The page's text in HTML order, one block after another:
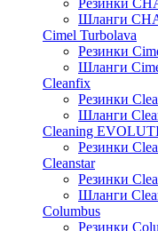
Резинки
Шланги
Cimel Turbolava
Резинки
Шланги
Cleanfix
Резинки
Шланги
Cleaning
Резинки
Cleanstar
Резинки
Шланги
Columbus
Резинки